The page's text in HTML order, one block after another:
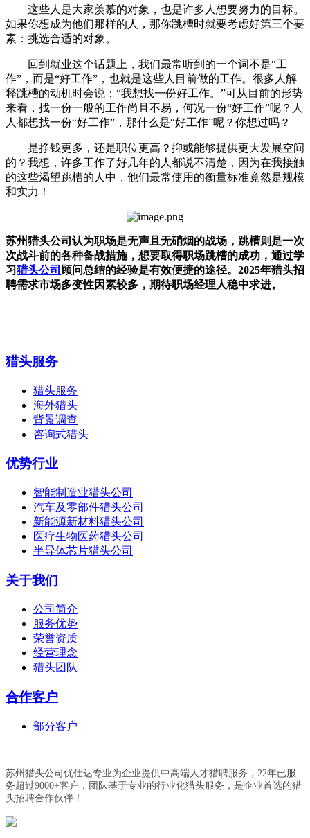
这些人是大家羡慕的对象，也是许多人想要努力的目标。
如果你想成为他们那样的人，那你跳槽时就要考虑好第三个要
素：挑选合适的对象。
回到就业这个话题上，我们最常听到的一个词不是“工
作”，而是“好工作”，也就是这些人目前做的工作。很多人解
释跳槽的动机时会说：“我想找一份好工作。”可从目前的形势
来看，找一份一般的工作尚且不易，何况一份“好工作”呢？人
人都想找一份“好工作”，那什么是“好工作”呢？你想过吗？
是挣钱更多，还是职位更高？抑或能够提供更大发展空间
的？我想，许多工作了好几年的人都说不清楚，因为在我接触
的这些渴望跳槽的人中，他们最常使用的衡量标准竟然是规模
和实力！
苏州猎头公司认为职场是无声且无硝烟的战场，跳槽则是一次
次战斗前的各种备战措施，想要取得职场跳槽的成功，通过学
习猎头公司 顾问总结的经验是有效便捷的途径。2025年猎头招
聘需求市场多变性因素较多，期待职场经理人稳中求进。
猎头服务
猎头服务
海外猎头
背景调查
咨询式猎头
优势行业
智能制造业猎头公司
汽车及零部件猎头公司
新能源新材料猎头公司
医疗生物医药猎头公司
半导体芯片猎头公司
关于我们
公司简介
服务优势
荣誉资质
经营理念
猎头团队
合作客户
部分客户
苏州猎头公司优仕达专业为企业提供中高端人才猎聘服务，22年已服
务超过9000+客户，团队基于专业的行业化猎头服务，是企业首选的猎
头招聘合作伙伴！